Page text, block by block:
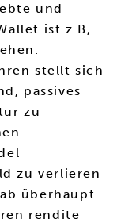
und
ist z.B,
stellt sich
passives
zu
zu verlieren
überhaupt
rendite